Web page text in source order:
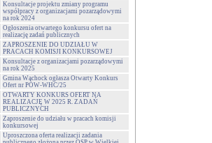
Konsultacje projektu zmiany programu
współpracy z organizacjami pozarządowymi
na rok 2024
Ogłoszenia otwartego konkursu ofert na
realizację zadań publicznych
ZAPROSZENIE DO UDZIAŁU W
PRACACH KOMISJI KONKURSOWEJ
Konsultacje z organizacjami pozarządowymi
na rok 2025
Gmina Wąchock ogłasza Otwarty Konkurs
Ofert nr POW-WHC/25
OTWARTY KONKURS OFERT NA
REALIZACJĘ W 2025 R. ZADAŃ
PUBLICZNYCH
Zaproszenie do udziału w pracach komisji
konkursowej
Uproszczona oferta realizacji zadania